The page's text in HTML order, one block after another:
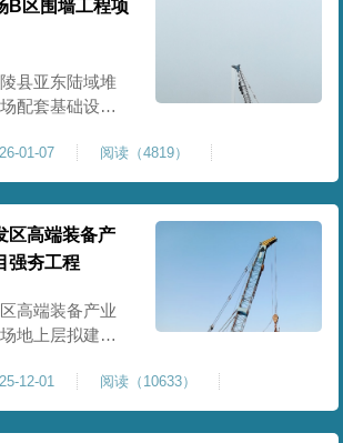
不足，天然地
零部件生产厂
体刚度、沉降
B区围墙工程项
县亚东陆域堆
配套基础设施
是保障场区边
升场地整体建
程，本项目强
㎡，施工范围为
线及配套场地。
填不均、固结
较低，且堆
01-07 阅读（4819）
区高端装备产
强夯工程
高端装备产业
地上层拟建厂
㎡.项目采用
加固处理，确
特征值
12-01 阅读（10633）